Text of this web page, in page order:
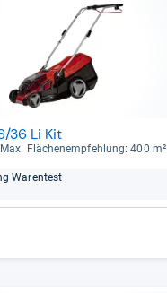
36 Li Kit
Max. Flä­chen­emp­feh­lung: 400 m²
Waren­test